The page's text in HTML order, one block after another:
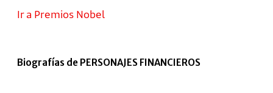
Ir a Premios Nobel
Biografías de PERSONAJES FINANCIEROS